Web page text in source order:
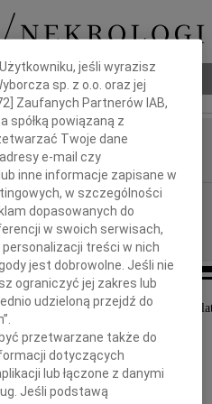
pogrzebowy
Szydłowski
stycznia 2012 roku zmarł w wieku 50
jeśli wyrazisz
sp. z o.o. oraz jej
] Zaufanych Partnerów IAB,
spółką powiązaną z
Twoje dane
e-mail czy
inne informacje zapisane w
w szczególności
dopasowanych do
w swoich serwisach,
treści w nich
jest dobrowolne. Jeśli nie
ograniczyć jej zakres lub
udzieloną przejdź do
przetwarzane także do
dotyczących
lub łączone z danymi
Jeśli podstawą